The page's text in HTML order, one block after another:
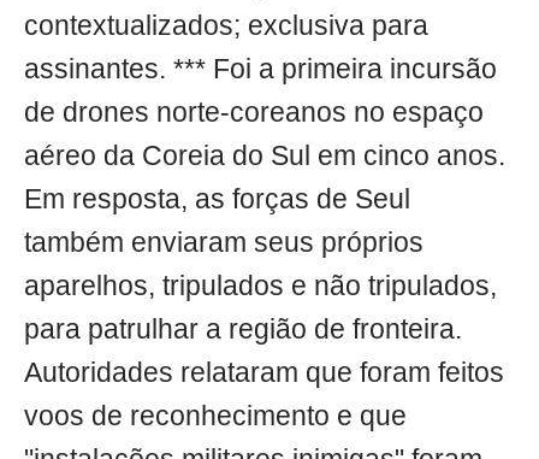
contextualizados; exclusiva para
assinantes. *** Foi a primeira incursão
de drones norte-coreanos no espaço
aéreo da Coreia do Sul em cinco anos.
Em resposta, as forças de Seul
também enviaram seus próprios
aparelhos, tripulados e não tripulados,
para patrulhar a região de fronteira.
Autoridades relataram que foram feitos
voos de reconhecimento e que